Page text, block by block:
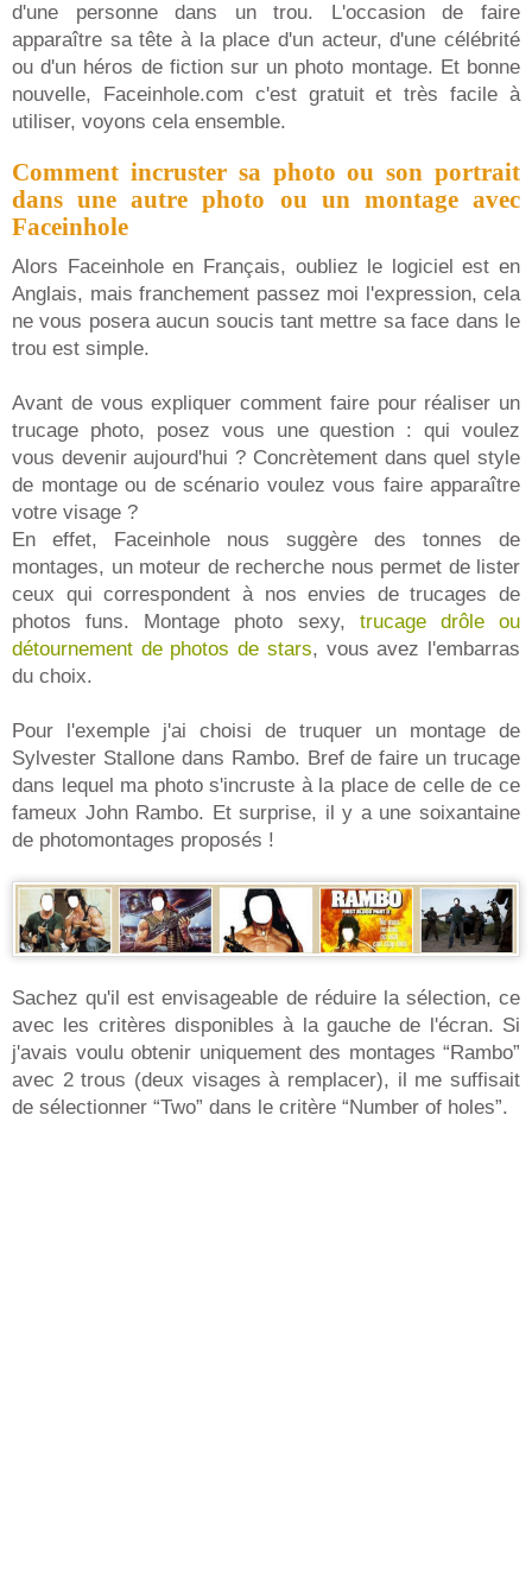
d'une personne dans un trou. L'occasion de faire
apparaître sa tête à la place d'un acteur, d'une célébrité
ou d'un héros de fiction sur un photo montage. Et bonne
nouvelle, Faceinhole.com c'est gratuit et très facile à
utiliser, voyons cela ensemble.
Comment incruster sa photo ou son portrait
dans une autre photo ou un montage avec
Faceinhole
Alors Faceinhole en Français, oubliez le logiciel est en
Anglais, mais franchement passez moi l'expression, cela
ne vous posera aucun soucis tant mettre sa face dans le
trou est simple.
Avant de vous expliquer comment faire pour réaliser un
trucage photo, posez vous une question : qui voulez
vous devenir aujourd'hui ? Concrètement dans quel style
de montage ou de scénario voulez vous faire apparaître
votre visage ?
En effet, Faceinhole nous suggère des tonnes de
montages, un moteur de recherche nous permet de lister
ceux qui correspondent à nos envies de trucages de
photos funs. Montage photo sexy, trucage drôle ou
détournement de photos de stars, vous avez l'embarras
du choix.
Pour l'exemple j'ai choisi de truquer un montage de
Sylvester Stallone dans Rambo. Bref de faire un trucage
dans lequel ma photo s'incruste à la place de celle de ce
fameux John Rambo. Et surprise, il y a une soixantaine
de photomontages proposés !
Sachez qu'il est envisageable de réduire la sélection, ce
avec les critères disponibles à la gauche de l'écran. Si
j'avais voulu obtenir uniquement des montages “Rambo”
avec 2 trous (deux visages à remplacer), il me suffisait
de sélectionner “Two” dans le critère “Number of holes”.